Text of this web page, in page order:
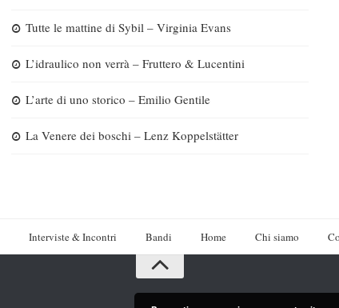
Tutte le mattine di Sybil – Virginia Evans
L’idraulico non verrà – Fruttero & Lucentini
L’arte di uno storico – Emilio Gentile
La Venere dei boschi – Lenz Koppelstätter
Interviste & Incontri Bandi Home Chi siamo